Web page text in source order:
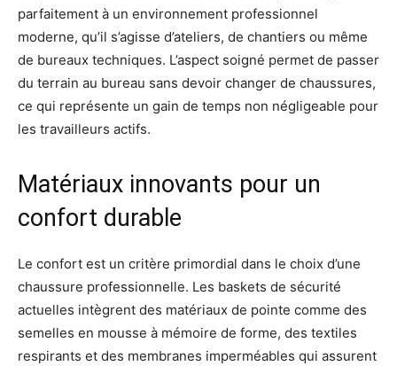
parfaitement à un environnement professionnel
moderne, qu’il s’agisse d’ateliers, de chantiers ou même
de bureaux techniques. L’aspect soigné permet de passer
du terrain au bureau sans devoir changer de chaussures,
ce qui représente un gain de temps non négligeable pour
les travailleurs actifs.
Matériaux innovants pour un
confort durable
Le confort est un critère primordial dans le choix d’une
chaussure professionnelle. Les baskets de sécurité
actuelles intègrent des matériaux de pointe comme des
semelles en mousse à mémoire de forme, des textiles
respirants et des membranes imperméables qui assurent